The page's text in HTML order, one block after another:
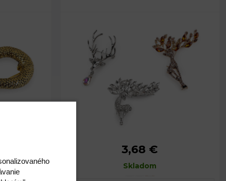
cm
č. 1: 3 x 5,5 cm
č. 2: 4,7 x 4,7 cm
3,68 €
Skladom